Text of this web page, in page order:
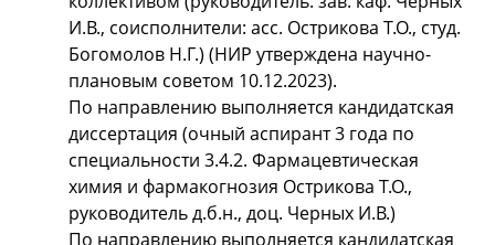
И.В., соисполнители: асс. Острикова Т.О., студ.
Богомолов Н.Г.) (НИР утверждена научно-
плановым советом 10.12.2023).
По направлению выполняется кандидатская
диссертация (очный аспирант 3 года по
специальности 3.4.2. Фармацевтическая
химия и фармакогнозия Острикова Т.О.,
руководитель д.б.н., доц. Черных И.В.)
По направлению выполняется кандидатская